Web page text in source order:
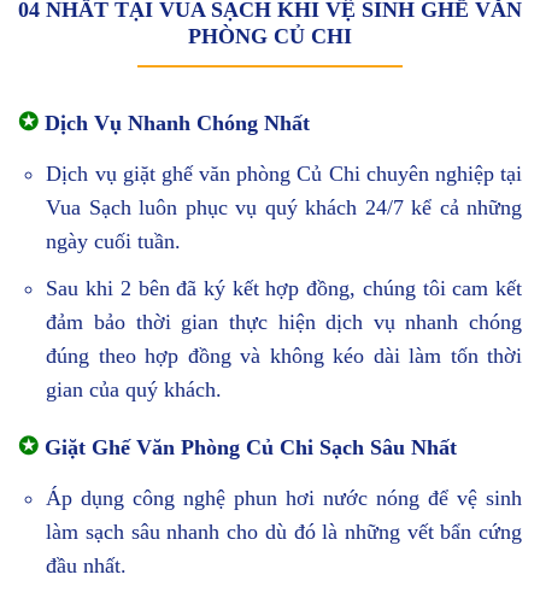
04 NHẤT TẠI VUA SẠCH KHI VỆ SINH GHẾ VĂN
PHÒNG CỦ CHI
✪ Dịch Vụ Nhanh Chóng Nhất
Dịch vụ giặt ghế văn phòng Củ Chi chuyên nghiệp tại
Vua Sạch luôn phục vụ quý khách 24/7 kể cả những
ngày cuối tuần.
Sau khi 2 bên đã ký kết hợp đồng, chúng tôi cam kết
đảm bảo thời gian thực hiện dịch vụ nhanh chóng
đúng theo hợp đồng và không kéo dài làm tốn thời
gian của quý khách.
✪ Giặt Ghế Văn Phòng Củ Chi Sạch Sâu Nhất
Áp dụng công nghệ phun hơi nước nóng để vệ sinh
làm sạch sâu nhanh cho dù đó là những vết bẩn cứng
đầu nhất.